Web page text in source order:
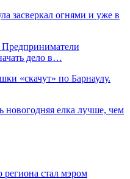
засверкал огнями и уже в
дело в…
«скачут» по Барнаулу.
новогодняя елка лучше, чем
региона стал мэром